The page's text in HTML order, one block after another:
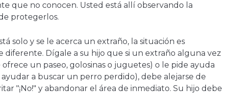
que no conocen. Usted está allí observando la
protegerlos.
solo y se le acerca un extraño, la situación es
Dígale a su hijo que si un extraño alguna vez
ofrece un paseo, golosinas o juguetes) o le pide ayuda
a buscar un perro perdido), debe alejarse de
"¡No!" y abandonar el área de inmediato. Su hijo debe